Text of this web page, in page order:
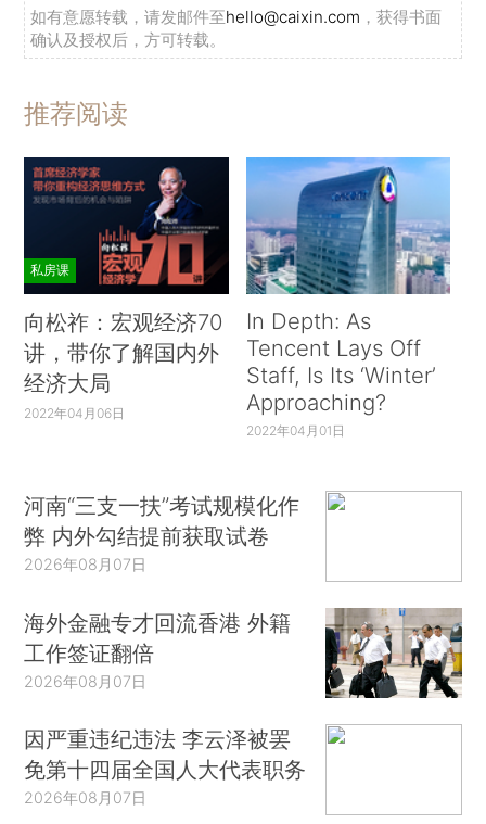
如有意愿转载，请发邮件至hello@caixin.com ，获得书面
确认及授权后，方可转载。
推荐阅读
私房课
向松祚：宏观经济70
讲，带你了解国内外
经济大局
2022年04月06日
In Depth: As
Tencent Lays Off
Staff, Is Its ‘Winter’
Approaching?
2022年04月01日
河南“三支一扶”考试规模化作
弊 内外勾结提前获取试卷
2026年08月07日
海外金融专才回流香港 外籍
工作签证翻倍
2026年08月07日
因严重违纪违法 李云泽被罢
免第十四届全国人大代表职务
2026年08月07日